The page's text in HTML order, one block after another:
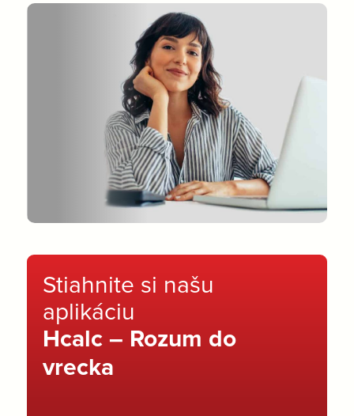
Stiahnite si našu
aplikáciu
Hcalc – Rozum do
vrecka